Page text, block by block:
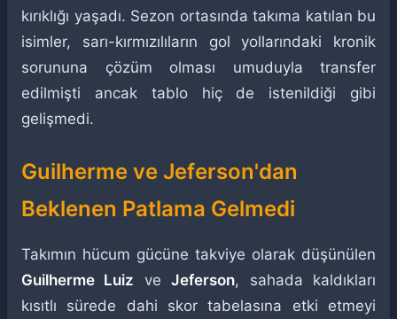
kırıklığı yaşadı. Sezon ortasında takıma katılan bu
isimler, sarı-kırmızılıların gol yollarındaki kronik
sorununa çözüm olması umuduyla transfer
edilmişti ancak tablo hiç de istenildiği gibi
gelişmedi.
Guilherme ve Jeferson'dan
Beklenen Patlama Gelmedi
Takımın hücum gücüne takviye olarak düşünülen
Guilherme Luiz veJeferson, sahada kaldıkları
kısıtlı sürede dahi skor tabelasına etki etmeyi